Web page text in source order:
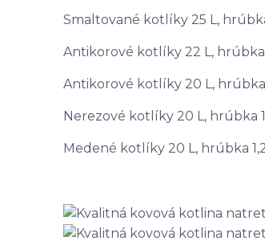
Smaltované kotlíky 25 L,
Antikorové kotlíky 22 L,
Antikorové kotlíky 20 L, hrúbka
Nerezové kotlíky 20 L, hrúbka
Medené kotlíky 20 L, hrúbka